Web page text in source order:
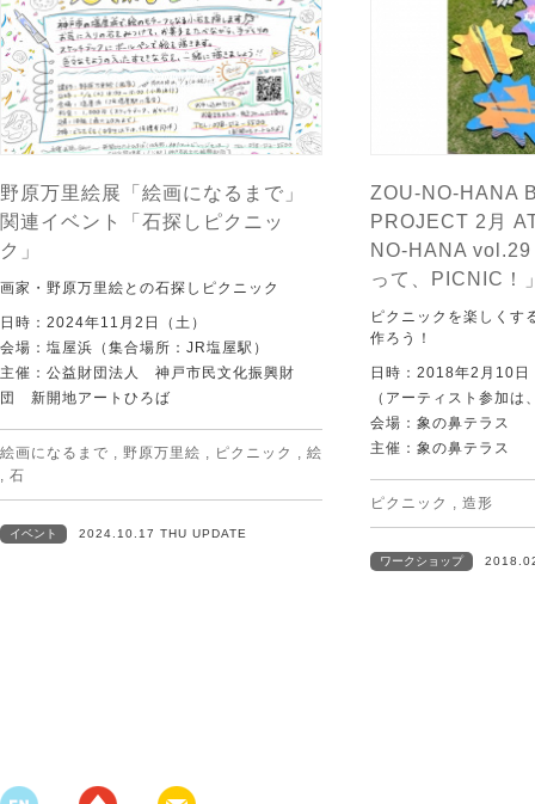
野原万里絵展「絵画になるまで」
関連イベント「石探しピクニッ
ク」
画家・野原万里絵との石探しピクニック
日時：2024年11月2日（土）
会場：塩屋浜（集合場所：JR塩屋駅）
主催：公益財団法人 神戸市民文化振興財
団 新開地アートひろば
絵画になるまで , 野原万里絵 , ピクニック , 絵
, 石
イベント 2024.10.17 THU UPDATE
ZOU-NO-HANA
PROJECT 2月
NO-HANA
って、PICNIC！
ピクニックを楽しくす
作ろう！
日時：2018年2月10日
（アーティスト参加
会場：象の鼻テラス
主催：象の鼻テラス
ピクニック , 造形
ワークショップ